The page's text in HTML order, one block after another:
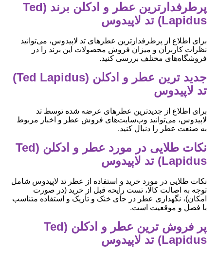
پرطرفدارترین عطر و ادکلن برند (Ted
Lapidus) تد لاپیدوس
برای اطلاع از پرطرفدارترین عطرهای تد لاپیدوس، می‌توانید
نظرات کاربران و میزان فروش محصولات این برند را در
فروشگاه‌های مختلف بررسی کنید.
جدید ترین عطر و ادکلن (Ted Lapidus)
تد لاپیدوس
برای اطلاع از جدیدترین عطرهای عرضه شده توسط تد
لاپیدوس، می‌توانید وب‌سایت‌های فروش عطر و اخبار مربوط
به صنعت عطر را دنبال کنید.
نکات طلایی در مورد عطر و ادکلن (Ted
Lapidus) تد لاپیدوس
نکات طلایی در مورد خرید و استفاده از عطر تد لاپیدوس شامل
توجه به اصالت کالا، تست رایحه قبل از خرید (در صورت
امکان)، نگهداری عطر در جای خنک و تاریک و استفاده متناسب
با فصل و موقعیت است.
پر فروش ترین عطر و ادکلن (Ted
Lapidus) تد لاپیدوس